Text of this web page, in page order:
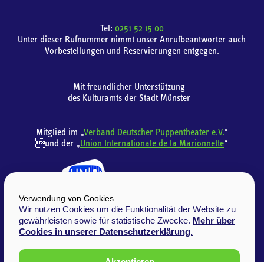
Tel: 0251 52 15 00
Unter dieser Rufnummer nimmt unser Anrufbeantworter auch
Vorbestellungen und Reservierungen entgegen.
Mit freundlicher Unterstützung
des Kulturamts der Stadt Münster
Mitglied im „Verband Deutscher Puppentheater e.V.“
und der „Union Internationale de la Marionnette“
Verwendung von Cookies
Wir nutzen Cookies um die Funktionalität der Website zu
gewährleisten sowie für statistische Zwecke. Mehr über
Cookies in unserer Datenschutzerklärung.